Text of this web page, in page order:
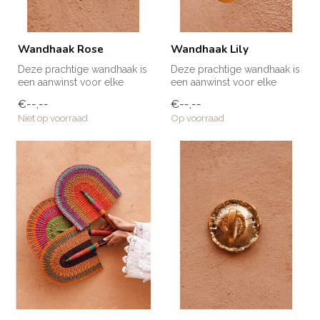
Wandhaak Rose
Deze prachtige wandhaak is
een aanwinst voor elke
handd...
€--,--
Niet op voorraad
Wandhaak Lily
Deze prachtige wandhaak is
een aanwinst voor elke
handd...
€--,--
Op voorraad